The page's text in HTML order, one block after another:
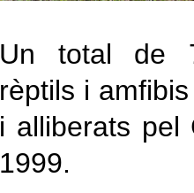
Un total de
rèptils i
i alliberats pel
1999.